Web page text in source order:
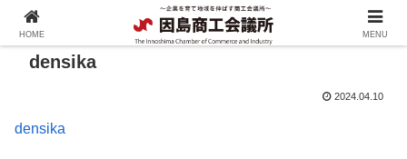
densika
2024.04.10
densika
HOME MENU